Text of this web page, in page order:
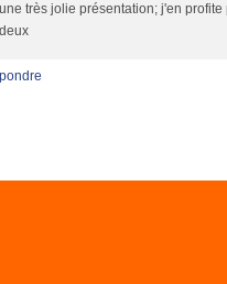
une très jolie présentation; j'en
deux